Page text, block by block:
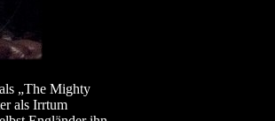
„The Mighty
als Irrtum